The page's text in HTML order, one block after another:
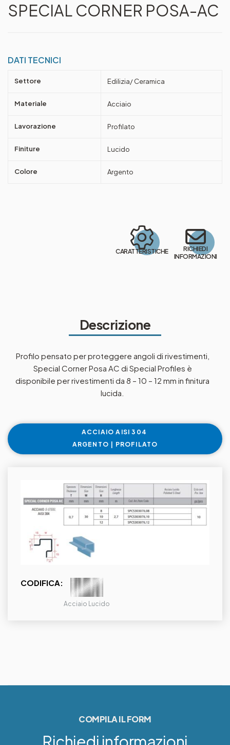
SPECIAL CORNER POSA-AC
DATI TECNICI
Settore Edilizia/ Ceramica
Materiale Acciaio
Lavorazione Profilato
Finiture Lucido
Colore Argento
CARATTERISTICHE
RICHIEDI
INFORMAZIONI
Descrizione
Profilo pensato per proteggere angoli di rivestimenti,
Special Corner Posa AC di Special Profiles è
disponibile per rivestimenti da 8 – 10 – 12 mm in finitura
lucida.
ACCIAIO AISI 304
ARGENTO | PROFILATO
CODIFICA:
Acciaio Lucido
COMPILA IL FORM